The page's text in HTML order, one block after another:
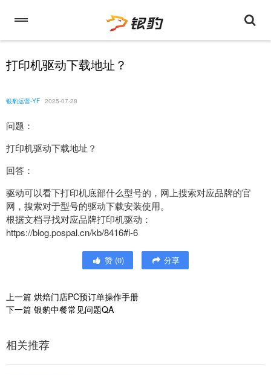
打印机驱动下载地址？
银豹运营-YF 2025-07-28
问题：
打印机驱动下载地址？
回答：
驱动可以看下打印机底部什么型号的，网上搜索对应品牌的官
网，搜索对于型号的驱动下载安装使用。
根据文档寻找对应品牌打印机驱动：
https://blog.pospal.cn/kb/8416#i-6
赞 (0) 分享
上一篇 烘焙门店PC预订单操作手册
下一篇 银豹中餐常见问题QA
相关推荐